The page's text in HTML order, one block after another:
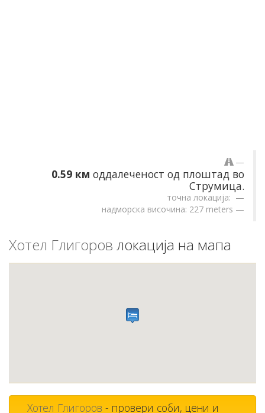
0.59 км оддалеченост од плоштад во
Струмица.
точна локација:
надморска височина: 227 meters
Хотел Глигоров локација на мапа
Хотел Глигоров - провери соби, цени и